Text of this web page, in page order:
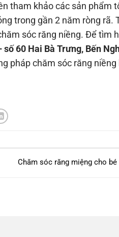
tham khảo các sản phẩm
trong gần 2 năm ròng rã.
sóc răng niềng. Để tìm
số 60 Hai Bà Trưng, Bến
pháp chăm sóc răng niềng
Chăm sóc răng miệng cho